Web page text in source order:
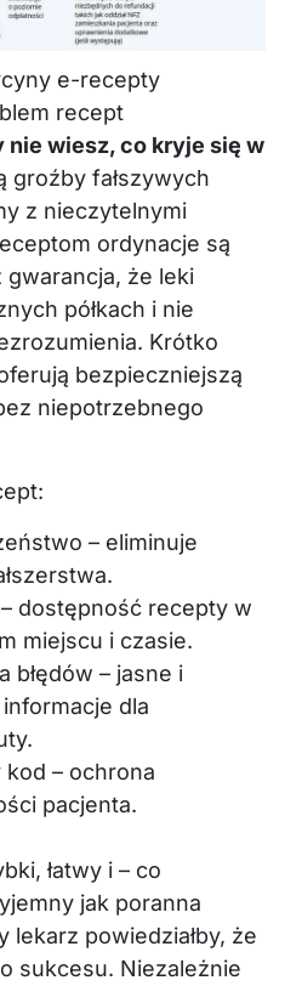
e-recepty
recept
nie wiesz, co kryje się w
groźby fałszywych
z nieczytelnymi
ordynacje są
że leki
półkach i nie
Krótko
bezpieczniejszą
niepotrzebnego
– eliminuje
dostępność recepty w
miejscu i czasie.
błędów – jasne i
dla
kod – ochrona
pacjenta.
łatwy i – co
jak poranna
lekarz powiedziałby, że
sukcesu. Niezależnie